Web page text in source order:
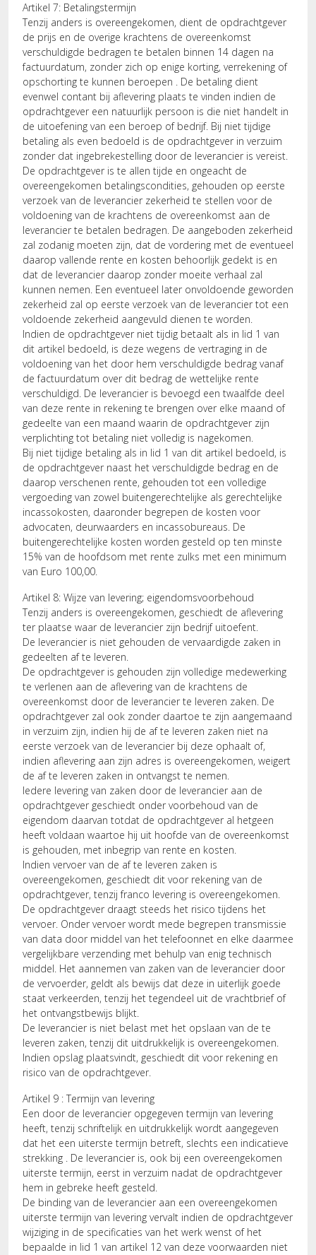
Artikel 7: Betalingstermijn
Tenzij anders is overeengekomen, dient de opdrachtgever
de prijs en de overige krachtens de overeenkomst
verschuldigde bedragen te betalen binnen 14 dagen na
factuurdatum, zonder zich op enige korting, verrekening of
opschorting te kunnen beroepen . De betaling dient
evenwel contant bij aflevering plaats te vinden indien de
opdrachtgever een natuurlijk persoon is die niet handelt in
de uitoefening van een beroep of bedrijf. Bij niet tijdige
betaling als even bedoeld is de opdrachtgever in verzuim
zonder dat ingebrekestelling door de leverancier is vereist.
De opdrachtgever is te allen tijde en ongeacht de
overeengekomen betalingscondities, gehouden op eerste
verzoek van de leverancier zekerheid te stellen voor de
voldoening van de krachtens de overeenkomst aan de
leverancier te betalen bedragen. De aangeboden zekerheid
zal zodanig moeten zijn, dat de vordering met de eventueel
daarop vallende rente en kosten behoorlijk gedekt is en
dat de leverancier daarop zonder moeite verhaal zal
kunnen nemen. Een eventueel later onvoldoende geworden
zekerheid zal op eerste verzoek van de leverancier tot een
voldoende zekerheid aangevuld dienen te worden.
Indien de opdrachtgever niet tijdig betaalt als in lid 1 van
dit artikel bedoeld, is deze wegens de vertraging in de
voldoening van het door hem verschuldigde bedrag vanaf
de factuurdatum over dit bedrag de wettelijke rente
verschuldigd. De leverancier is bevoegd een twaalfde deel
van deze rente in rekening te brengen over elke maand of
gedeelte van een maand waarin de opdrachtgever zijn
verplichting tot betaling niet volledig is nagekomen.
Bij niet tijdige betaling als in lid 1 van dit artikel bedoeld, is
de opdrachtgever naast het verschuldigde bedrag en de
daarop verschenen rente, gehouden tot een volledige
vergoeding van zowel buitengerechtelijke als gerechtelijke
incassokosten, daaronder begrepen de kosten voor
advocaten, deurwaarders en incassobureaus. De
buitengerechtelijke kosten worden gesteld op ten minste
15% van de hoofdsom met rente zulks met een minimum
van Euro 100,00.
Artikel 8: Wijze van levering; eigendomsvoorbehoud
Tenzij anders is overeengekomen, geschiedt de aflevering
ter plaatse waar de leverancier zijn bedrijf uitoefent.
De leverancier is niet gehouden de vervaardigde zaken in
gedeelten af te leveren.
De opdrachtgever is gehouden zijn volledige medewerking
te verlenen aan de aflevering van de krachtens de
overeenkomst door de leverancier te leveren zaken. De
opdrachtgever zal ook zonder daartoe te zijn aangemaand
in verzuim zijn, indien hij de af te leveren zaken niet na
eerste verzoek van de leverancier bij deze ophaalt of,
indien aflevering aan zijn adres is overeengekomen, weigert
de af te leveren zaken in ontvangst te nemen.
Iedere levering van zaken door de leverancier aan de
opdrachtgever geschiedt onder voorbehoud van de
eigendom daarvan totdat de opdrachtgever al hetgeen
heeft voldaan waartoe hij uit hoofde van de overeenkomst
is gehouden, met inbegrip van rente en kosten.
Indien vervoer van de af te leveren zaken is
overeengekomen, geschiedt dit voor rekening van de
opdrachtgever, tenzij franco levering is overeengekomen.
De opdrachtgever draagt steeds het risico tijdens het
vervoer. Onder vervoer wordt mede begrepen transmissie
van data door middel van het telefoonnet en elke daarmee
vergelijkbare verzending met behulp van enig technisch
middel. Het aannemen van zaken van de leverancier door
de vervoerder, geldt als bewijs dat deze in uiterlijk goede
staat verkeerden, tenzij het tegendeel uit de vrachtbrief of
het ontvangstbewijs blijkt.
De leverancier is niet belast met het opslaan van de te
leveren zaken, tenzij dit uitdrukkelijk is overeengekomen.
Indien opslag plaatsvindt, geschiedt dit voor rekening en
risico van de opdrachtgever.
Artikel 9 : Termijn van levering
Een door de leverancier opgegeven termijn van levering
heeft, tenzij schriftelijk en uitdrukkelijk wordt aangegeven
dat het een uiterste termijn betreft, slechts een indicatieve
strekking . De leverancier is, ook bij een overeengekomen
uiterste termijn, eerst in verzuim nadat de opdrachtgever
hem in gebreke heeft gesteld.
De binding van de leverancier aan een overeengekomen
uiterste termijn van levering vervalt indien de opdrachtgever
wijziging in de specificaties van het werk wenst of het
bepaalde in lid 1 van artikel 12 van deze voorwaarden niet